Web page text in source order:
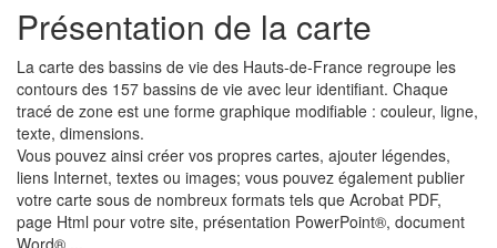
Présentation de la carte
La carte des bassins de vie des Hauts-de-France regroupe les
contours des 157 bassins de vie avec leur identifiant. Chaque
tracé de zone est une forme graphique modifiable : couleur, ligne,
texte, dimensions.
Vous pouvez ainsi créer vos propres cartes, ajouter légendes,
liens Internet, textes ou images; vous pouvez également publier
votre carte sous de nombreux formats tels que Acrobat PDF,
page Html pour votre site, présentation PowerPoint®, document
Word® ...